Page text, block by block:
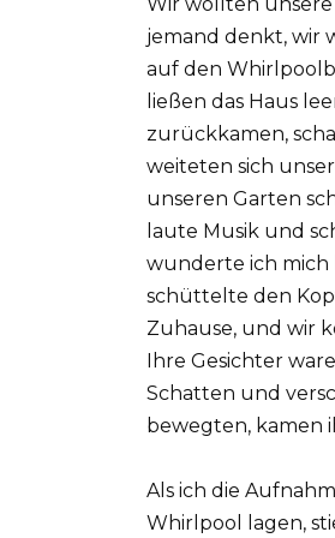
jemand denkt, wir
auf den
ließen das Haus
zurückkamen,
weiteten sich
unseren Garten
laute Musik und
wunderte ich
schüttelte den
Zuhause, und wir
Ihre Gesichter
Schatten und
bewegten, kamen
Als ich die
Whirlpool lagen,